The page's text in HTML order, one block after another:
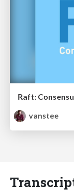
Raft:
vanstee